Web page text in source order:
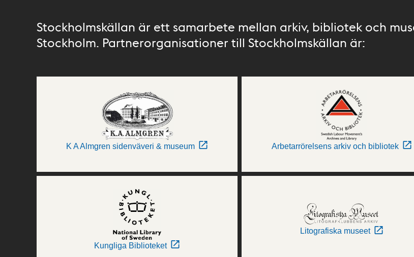
Stockholmskällan är ett samarbete mellan arkiv, bibliotek och
Stockholm. Partnerorganisationer till Stockholmskällan är:
K A Almgren sidenväveri & museum Arbetarrörelsens arkiv och bibliotek
Kungliga Biblioteket
Litografiska museet